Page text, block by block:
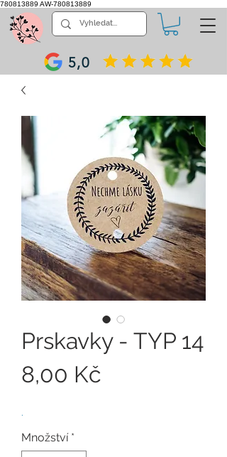
780813889 AW-780813889
5,0
Prskavky - TYP 14
8,00 Kč
.
Množství *